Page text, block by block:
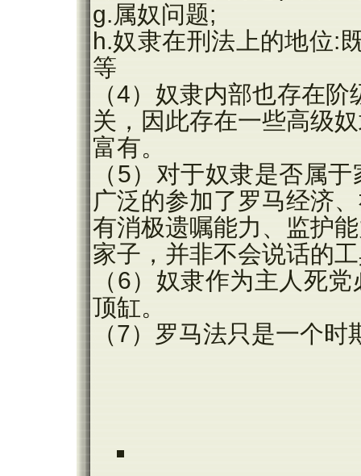
g.属奴问题;
h.奴隶在刑法上的地位:
等
（4）奴隶内部也存在
关，因此存在一些高级
富有。
（5）对于奴隶是否属
广泛的参加了罗马经济
有消极遗嘱能力、监护
家子，并非不会说话的
（6）奴隶作为主人 死党
顶缸。
（7）罗马法只是一个